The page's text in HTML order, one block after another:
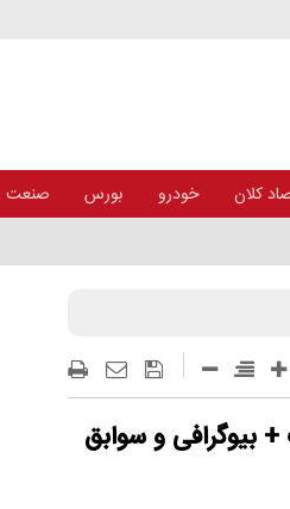
کلان خودرو بورس صنعت
بیوگرافی و سوابق